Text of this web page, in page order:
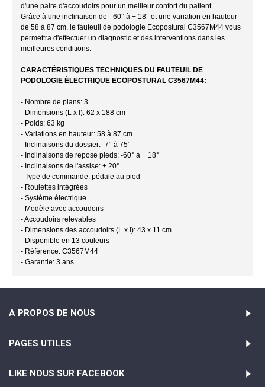
d'une paire d'accoudoirs pour un meilleur confort du patient.
Grâce à une inclinaison de - 60° à + 18° et une variation en hauteur
de 58 à 87 cm, le fauteuil de podologie Ecopostural C3567M44 vous
permettra d'effectuer un diagnostic et des interventions dans les
meilleures conditions.
CARACTÉRISTIQUES TECHNIQUES DU FAUTEUIL DE
PODOLOGIE ÉLECTRIQUE ECOPOSTURAL C3567M44:
- Nombre de plans: 3
- Dimensions (L x l): 62 x 188 cm
- Poids: 63 kg
- Variations en hauteur: 58 à 87 cm
- Inclinaisons du dossier: -7° à 75°
- Inclinaisons de repose pieds: -60° à + 18°
- Inclinaisons de l'assise: + 20°
- Type de commande: pédale au pied
- Roulettes intégrées
- Système électrique
- Modèle avec accoudoirs
- Accoudoirs relevables
- Dimensions des accoudoirs (L x l): 43 x 11 cm
- Disponible en 13 couleurs
- Référence: C3567M44
- Garantie: 3 ans
A PROPOS DE NOUS
PAGES UTILES
LIKE NOUS SUR FACEBOOK